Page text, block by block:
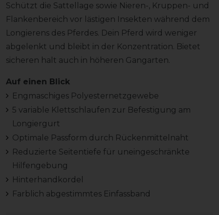
Schützt die Sattellage sowie Nieren-, Kruppen- und
Flankenbereich vor lästigen Insekten während dem
Longierens des Pferdes. Dein Pferd wird weniger
abgelenkt und bleibt in der Konzentration. Bietet
sicheren halt auch in höheren Gangarten.
Auf einen Blick
Engmaschiges Polyesternetzgewebe
5 variable Klettschlaufen zur Befestigung am
Longiergurt
Optimale Passform durch Rückenmittelnaht
Reduzierte Seitentiefe für uneingeschränkte
Hilfengebung
Hinterhandkordel
Farblich abgestimmtes Einfassband